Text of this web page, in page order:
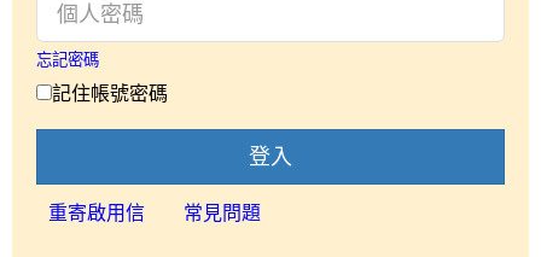
忘記密碼
記住帳號密碼
登入
重寄啟用信 常見問題